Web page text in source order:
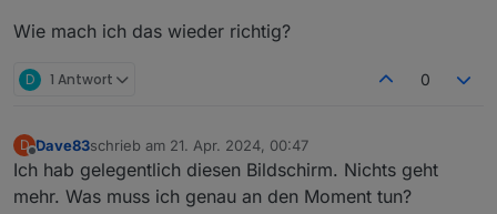
Wie mach ich das wieder richtig?
D 1 Antwort 0
D
Offline
Dave83schrieb am 21. Apr. 2024, 00:47
zuletzt editiert von
Ich hab gelegentlich diesen Bildschirm. Nichts geht
mehr. Was muss ich genau an den Moment tun?